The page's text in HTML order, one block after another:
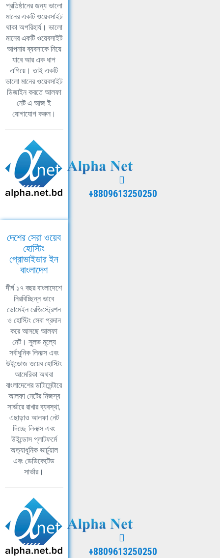
প্রতিষ্ঠানের জন্য ভালো
মানের একটি ওয়েবসাইট
থাকা অপরিহার্য। ভালো
মানের একটি ওয়েবসাইট
আপনার ব্যবসাকে নিয়ে
যাবে আর এক ধাপ
এগিয়ে। তাই একটি
ভালো মানের ওয়েবসাইট
ডিজাইন করতে আলফা
নেট এ আজ ই
যোগাযোগ করুন।
+8809613250250
দেশের সেরা ওয়েব
হোস্টিং
প্রোভাইডার ইন
বাংলাদেশ
দীর্ঘ ১৭ বছর বাংলাদেশে
নিরবিচ্ছিন্ন ভাবে
ডোমেইন রেজিস্ট্রেশন
ও হোস্টিং সেবা প্রদান
করে আসছে আলফা
নেট। সুলভ মূল্যে
সর্বাধুনিক লিনাক্স এবং
উইন্ডোজ ওয়েব হোস্টিং
আমেরিকা অথবা
বাংলাদেশের ডাটাসেন্টারে
আলফা নেটের নিজস্ব
সার্ভারে রাখার ব্যবস্থা,
এছাড়াও আলফা নেট
দিচ্ছে লিনাক্স এবং
উইন্ডোস প্লাটফর্মে
অত্যাধুনিক ভার্চুয়াল
এবং ডেডিকেটেড
সার্ভার।
+8809613250250